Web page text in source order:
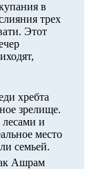
в
трех
Этот
хребта
зрелище.
и
место
семьей.
Ашрам